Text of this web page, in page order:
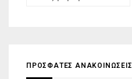
ΠΡΟΣΦΑΤΕΣ ΑΝΑΚΟΙΝΩΣΕΙΣ